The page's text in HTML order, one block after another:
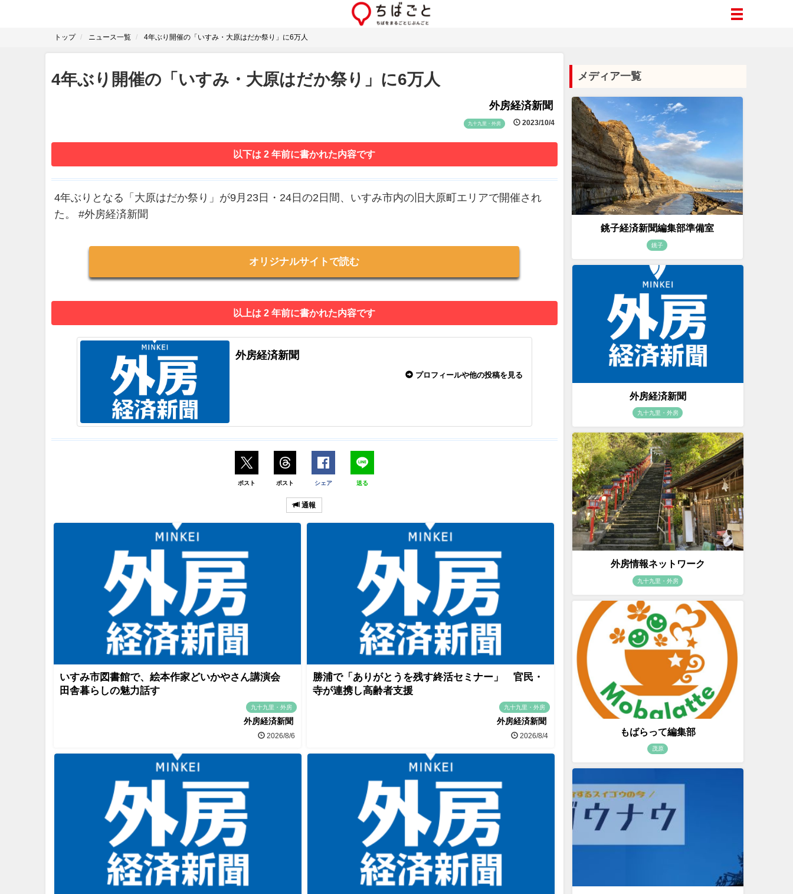
トップ ニュース一覧 4年ぶり開催の「いすみ・大原はだか祭り」に6万人
4年ぶり開催の「いすみ・大原はだか祭り」に6万人
外房経済新聞
九十九里・外房 2023/10/4
以下は 2 年前に書かれた内容です
4年ぶりとなる「大原はだか祭り」が9月23日・24日の2日間、いすみ市内の旧大原町エリアで開催され
た。 #外房経済新聞
オリジナルサイトで読む
以上は 2 年前に書かれた内容です
外房経済新聞
プロフィールや他の投稿を見る
ポスト ポスト シェア 送る
通報
いすみ市図書館で、絵本作家どいかやさん講演会
田舎暮らしの魅力話す
九十九里・外房
外房経済新聞
2026/8/6
勝浦で「ありがとうを残す終活セミナー」 官民・
寺が連携し高齢者支援
九十九里・外房
外房経済新聞
2026/8/4
メディア一覧
銚子経済新聞編集部準備室
銚子
外房経済新聞
九十九里・外房
外房情報ネットワーク
九十九里・外房
もばらって編集部
茂原